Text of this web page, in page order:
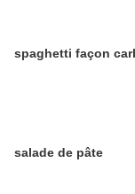
spaghetti façon
salade de pâte